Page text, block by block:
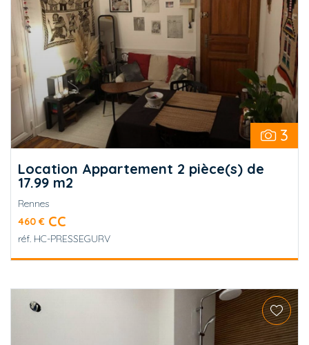
3
Location Appartement 2 pièce(s) de
17.99 m2
Rennes
460 € CC
réf. HC-PRESSEGURV